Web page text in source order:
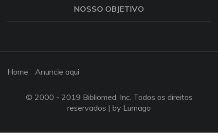
NOSSO OBJETIVO
Home Anuncie aqui
© 2000 - 2019 Bibliomed, Inc. Todos os direitos
reservados | by Lumago